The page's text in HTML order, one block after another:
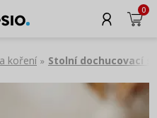
0
koření » Stolní dochucovací